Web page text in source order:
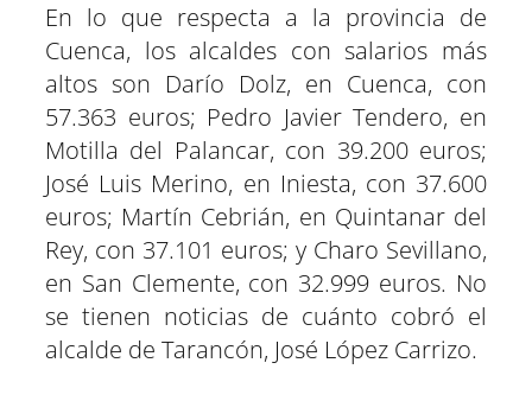
En lo que respecta a la provincia de
Cuenca, los alcaldes con salarios más
altos son Darío Dolz, en Cuenca, con
57.363 euros; Pedro Javier Tendero, en
Motilla del Palancar, con 39.200 euros;
José Luis Merino, en Iniesta, con 37.600
euros; Martín Cebrián, en Quintanar del
Rey, con 37.101 euros; y Charo Sevillano,
en San Clemente, con 32.999 euros. No
se tienen noticias de cuánto cobró el
alcalde de Tarancón, José López Carrizo.